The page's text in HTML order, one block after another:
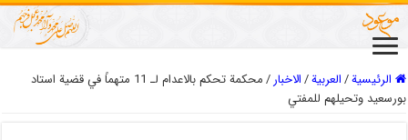
الرئيسية/العربیة/الاخبار/
محكمة تحكم بالاعدام لـ 11 متهماً في قضية استاد
بورسعيد وتحيلهم للمفتي